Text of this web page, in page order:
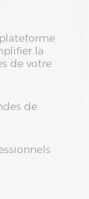
la
de votre
de